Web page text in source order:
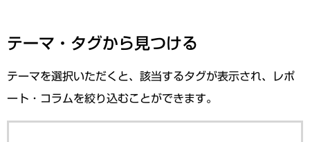
テーマ・タグから見つける
テーマを選択いただくと、該当するタグが表示され、レポ
ート・コラムを絞り込むことができます。